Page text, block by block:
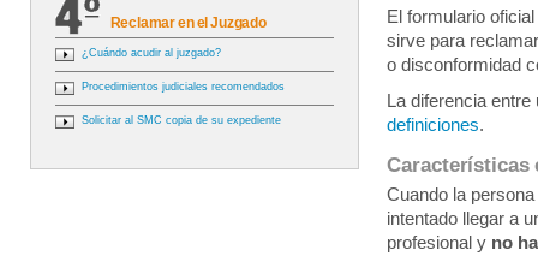
Reclamar en el Juzgado
¿Cuándo acudir al juzgado?
Procedimientos judiciales recomendados
Solicitar al SMC copia de su expediente
El formulario
sirve para
o disconformidad
La diferencia
definiciones.
Características
Cuando la
intentado llegar a
profesional y no